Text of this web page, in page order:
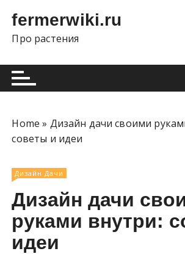
й
fermerwiki.ru
Про растения
Home » Дизайн дачи своими
советы и идеи
Дизайн Дачи
Дизайн дачи
руками внутри:
идеи